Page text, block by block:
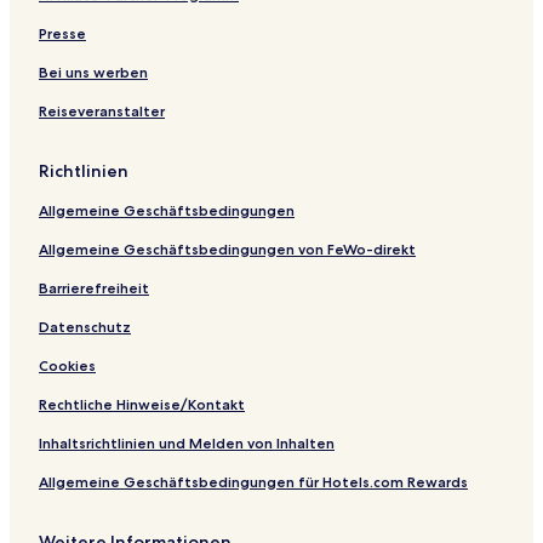
la
y
s
t
a
y
r
u
g
a
b
r
u
g
a
b
Presse
Bei uns werben
Reiseveranstalter
Richtlinien
Allgemeine Geschäftsbedingungen
Allgemeine Geschäftsbedingungen von FeWo-direkt
Barrierefreiheit
Datenschutz
Cookies
Rechtliche Hinweise/Kontakt
Inhaltsrichtlinien und Melden von Inhalten
Allgemeine Geschäftsbedingungen für Hotels.com Rewards